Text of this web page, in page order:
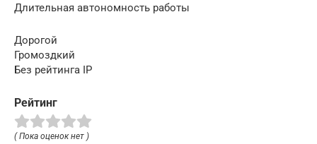
Длительная автономность работы
Дорогой
Громоздкий
Без рейтинга IP
Рейтинг
( Пока оценок нет )